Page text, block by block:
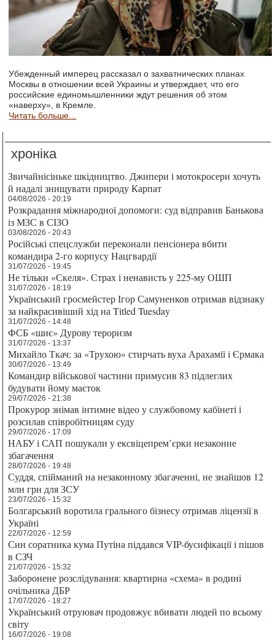
Убежденный имперец рассказал о захватнических планах
Москвы в отношении всей Украины и утверждает, что его
российские единомышленники ждут решения об этом
«наверху», в Кремле.
Читать больше...
хроніка
Звичайнісіньке шкідництво. Джипери і мотокросери хочуть
й надалі знищувати природу Карпат
04/08/2026 - 20:19
Розкрадання міжнародної допомоги: суд відправив Банькова
із МЗС в СІЗО
03/08/2026 - 20:43
Російські спецслужби переконали пенсіонера вбити
командира 2-го корпусу Нацгвардії
31/07/2026 - 19:45
Не тільки «Скеля». Страх і ненависть у 225-му ОШП
31/07/2026 - 18:19
Український гросмейстер Ігор Самуненков отримав відзнаку
за найкрасивіший хід на Titled Tuesday
31/07/2026 - 14:48
ФСБ «шиє» Дурову тероризм
31/07/2026 - 13:37
Михайло Ткач: за «Трухою» стирчать вуха Арахамії і Єрмака
30/07/2026 - 13:49
Командир військової частини примусив 83 підлеглих
будувати йому маєток
29/07/2026 - 21:38
Прокурор знімав інтимне відео у службовому кабінеті і
розсилав співробітницям суду
29/07/2026 - 17:09
НАБУ і САП пошукали у ексвіцепрем’єрки незаконне
збагачення
28/07/2026 - 19:48
Суддя, спійманий на незаконному збагаченні, не знайшов 12
млн грн для ЗСУ
23/07/2026 - 15:32
Болгарський воротила грального бізнесу отримав ліцензії в
Україні
22/07/2026 - 12:59
Син соратника кума Путіна піддався VIP-бусифікації і пішов
в СЗЧ
21/07/2026 - 15:32
Заборонене розслідування: квартирна «схема» в родині
очільника ДБР
17/07/2026 - 18:27
Український отруювач продовжує вбивати людей по всьому
світу
16/07/2026 - 19:08